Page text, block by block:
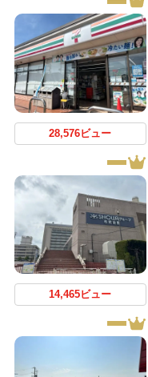
28,576ビュー
14,465ビュー